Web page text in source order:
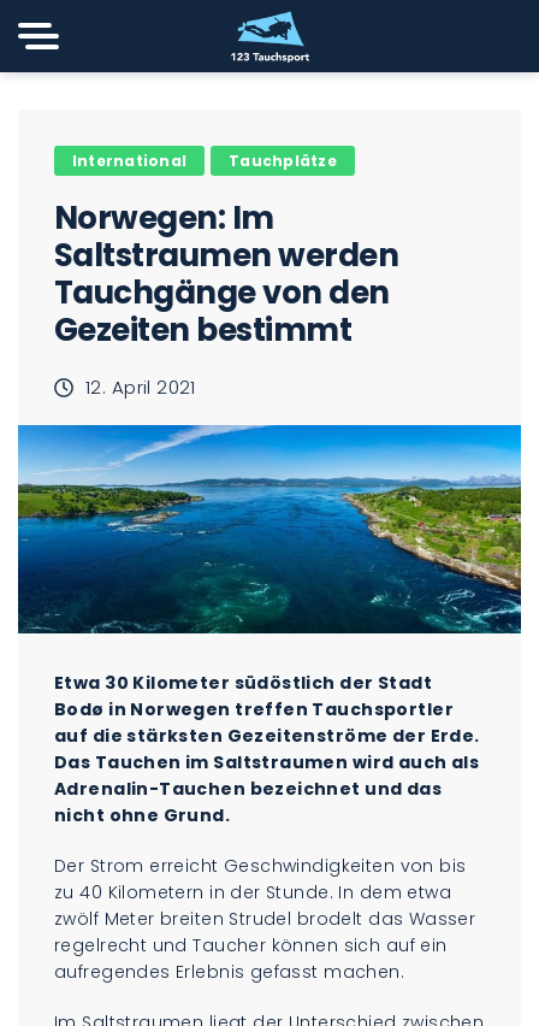
International Tauchplätze
Norwegen: Im
Saltstraumen werden
Tauchgänge von den
Gezeiten bestimmt
12. April 2021
Etwa 30 Kilometer südöstlich der Stadt
Bodø in Norwegen treffen Tauchsportler
auf die stärksten Gezeitenströme der Erde.
Das Tauchen im Saltstraumen wird auch als
Adrenalin-Tauchen bezeichnet und das
nicht ohne Grund.
Der Strom erreicht Geschwindigkeiten von bis
zu 40 Kilometern in der Stunde. In dem etwa
zwölf Meter breiten Strudel brodelt das Wasser
regelrecht und Taucher können sich auf ein
aufregendes Erlebnis gefasst machen.